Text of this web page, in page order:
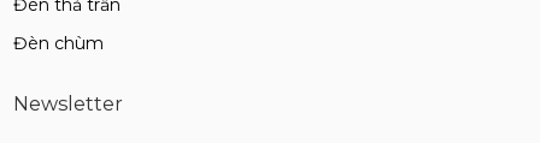
Đèn thả trần
Đèn chùm
Newsletter